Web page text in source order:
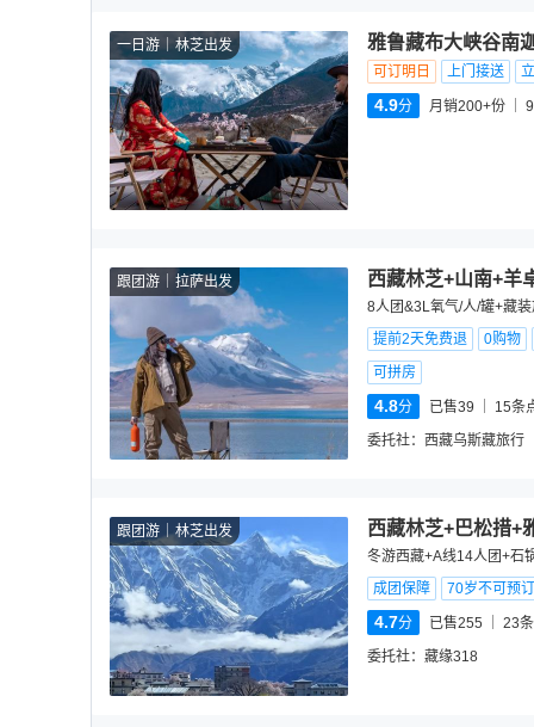
一日游 林芝出发 雅鲁藏布大峡谷南
可订明日 上门接送
4.9分 月销200+份
跟团游 拉萨出发 西藏林芝+山南+羊
8人团&3L氧气/人/罐+藏
提前2天免费退
0购物
可拼房
4.8分 已售39 15条
委托社： 西藏乌斯藏旅行
跟团游 林芝出发 西藏林芝+巴松措+
冬游西藏+A线14人团+石
成团保障
70岁不可预订
4.7分 已售255 23
委托社： 藏缘318